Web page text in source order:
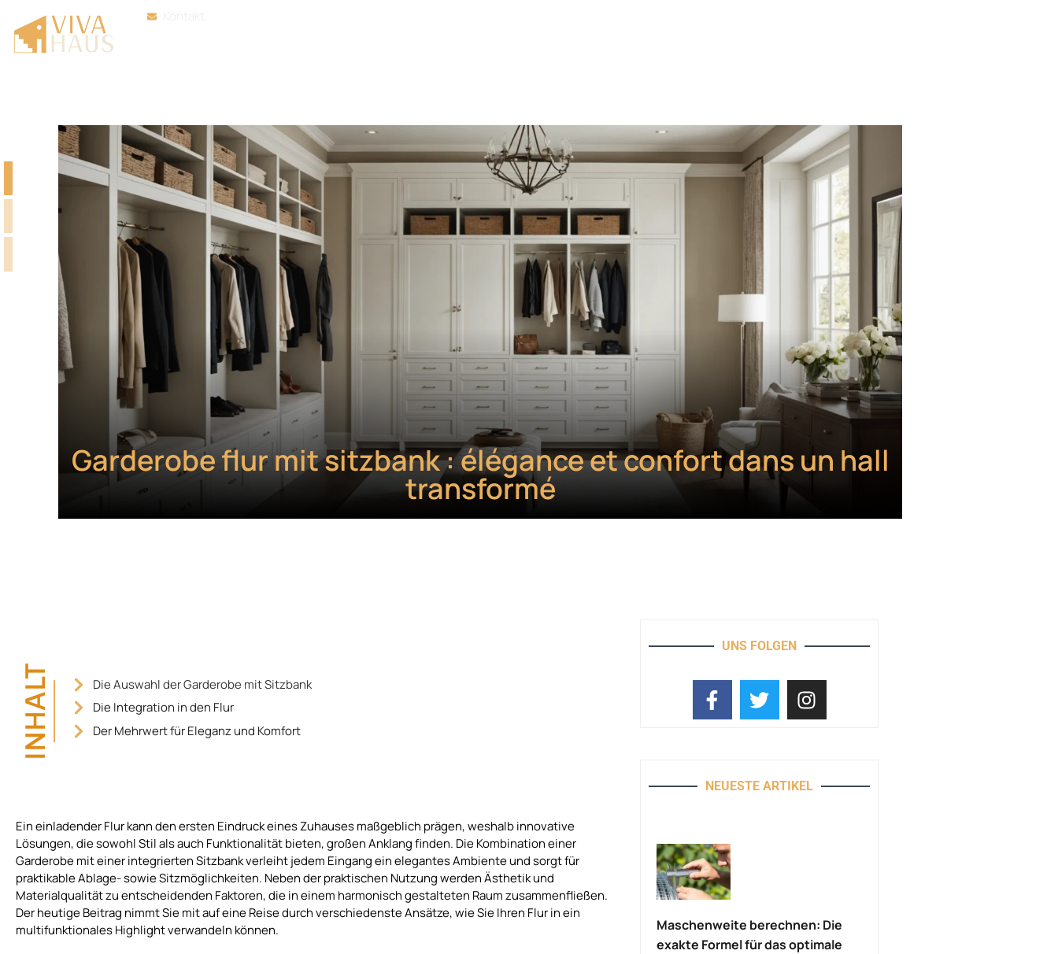
Garderobe flur mit sitzbank : élégance et confort dans un hall
transformé
INHALT
Die Auswahl der Garderobe mit Sitzbank
Die Integration in den Flur
Der Mehrwert für Eleganz und Komfort
Ein einladender Flur kann den ersten Eindruck eines Zuhauses maßgeblich prägen, weshalb innovative
Lösungen, die sowohl Stil als auch Funktionalität bieten, großen Anklang finden. Die Kombination einer
Garderobe mit einer integrierten Sitzbank verleiht jedem Eingang ein elegantes Ambiente und sorgt für
praktikable Ablage- sowie Sitzmöglichkeiten. Neben der praktischen Nutzung werden Ästhetik und
Materialqualität zu entscheidenden Faktoren, die in einem harmonisch gestalteten Raum zusammenfließen.
Der heutige Beitrag nimmt Sie mit auf eine Reise durch verschiedenste Ansätze, wie Sie Ihren Flur in ein
multifunktionales Highlight verwandeln können.
UNS FOLGEN
NEUESTE ARTIKEL
Maschenweite berechnen: Die
exakte Formel für das optimale